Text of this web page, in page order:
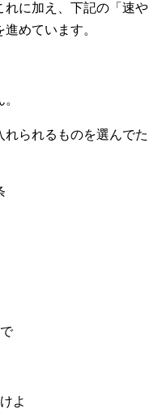
れに加え、下記の「速や
めています。
られるものを選んでた
よ